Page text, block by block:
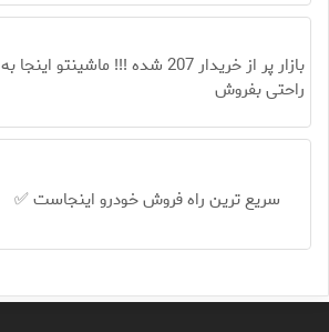
بازار پر از خریدار 207 شده !!! ماشینتو اینجا به
راحتی بفروش
سریع ترین راه فروش خودرو اینجاست ✅